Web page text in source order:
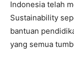
Indonesia telah
Sustainability
bantuan
yang semua